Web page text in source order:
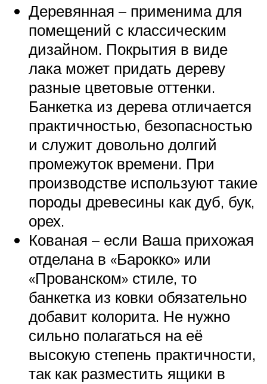
Деревянная – применима для
помещений с классическим
дизайном. Покрытия в виде
лака может придать дереву
разные цветовые оттенки.
Банкетка из дерева отличается
практичностью, безопасностью
и служит довольно долгий
промежуток времени. При
производстве используют такие
породы древесины как дуб, бук,
орех.
Кованая – если Ваша прихожая
отделана в «Барокко» или
«Прованском» стиле, то
банкетка из ковки обязательно
добавит колорита. Не нужно
сильно полагаться на её
высокую степень практичности,
так как разместить ящики в